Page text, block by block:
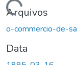
Carregando...
Arquivos
o-commercio-de-
Data